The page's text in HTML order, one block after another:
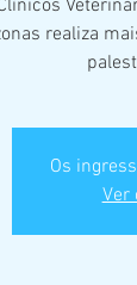
realiza
Os
Ver